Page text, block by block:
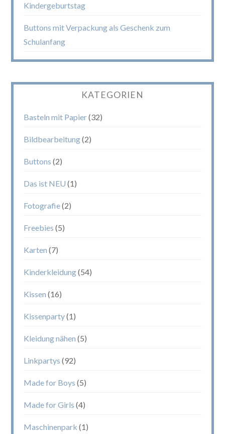
Kindergeburtstag
Buttons mit Verpackung als Geschenk zum
Schulanfang
KATEGORIEN
Basteln mit Papier(32)
Bildbearbeitung(2)
Buttons (2)
Das ist NEU (1)
Fotografie(2)
Freebies (5)
Karten (7)
Kinderkleidung(54)
Kissen (16)
Kissenparty(1)
Kleidung nähen (5)
Linkpartys (92)
Made for Boys (5)
Made for Girls (4)
Maschinenpark (1)